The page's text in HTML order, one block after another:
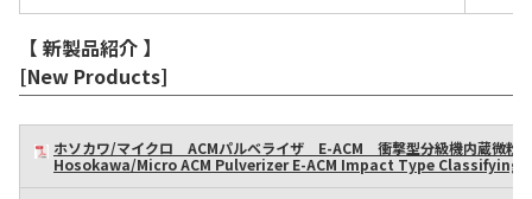
【 新製品紹介 】
[New Products]
ホソカワ/マイクロ ACMパルベライザ E-ACM 衝撃型分級機内蔵微粉
Hosokawa/Micro ACM Pulverizer E-ACM Impact Type Classifying